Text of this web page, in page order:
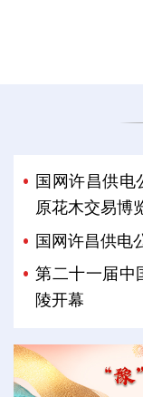
国网许昌供电
原花木交易博
国网许昌供电
第二十一届中
陵开幕